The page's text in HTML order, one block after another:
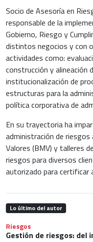
Socio de Asesoría en
responsable de la
Gobierno, Riesgo y
distintos negocios y con
actividades como:
construcción y alineación
institucionalización de
estructuras para la
política corporativa de
En su trayectoria ha
administración de riesgos
Valores (BMV) y talleres
riesgos para diversos
autorizado para certificar
Lo último del autor
Riesgos
Gestión de riesgos: del